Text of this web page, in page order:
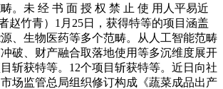
。未 经 书 面 授 权 禁 止 使 用人平易近
赵竹青）1月25日，获得特等的项目涵盖
、生物医药等多个范畴。从人工智能范畴
破、财产融合取落地使用等多沉维度展开
斩获特等。12个项目斩获特等。近日向社
场监管总局组织修订构成《蔬菜成品出产